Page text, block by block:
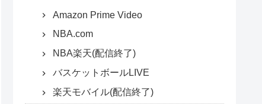
Amazon Prime Video
NBA.com
NBA楽天(配信終了)
バスケットボールLIVE
楽天モバイル(配信終了)